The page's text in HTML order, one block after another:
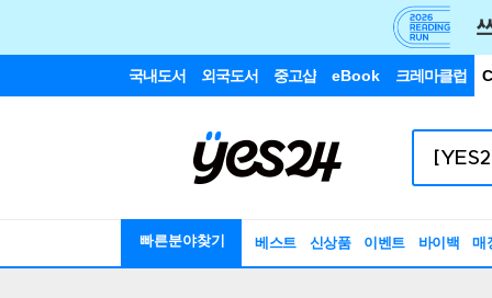
국내도서 외국도서 중고샵 eBook 크레마클럽
빠른분야찾기 베스트 신상품 이벤트 바이백 매